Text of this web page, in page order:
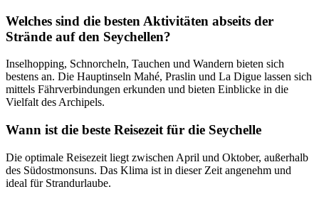
Welches sind die besten Aktivitäten abseits der
Strände auf den Seychellen?
Inselhopping, Schnorcheln, Tauchen und Wandern bieten sich
bestens an. Die Hauptinseln Mahé, Praslin und La Digue lassen sich
mittels Fährverbindungen erkunden und bieten Einblicke in die
Vielfalt des Archipels.
Wann ist die beste Reisezeit für die Seychelle
Die optimale Reisezeit liegt zwischen April und Oktober, außerhalb
des Südostmonsuns. Das Klima ist in dieser Zeit angenehm und
ideal für Strandurlaube.